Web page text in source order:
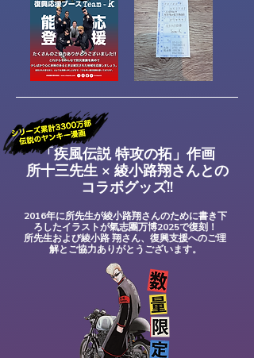
「疾風伝説 特攻の拓」作画
所十三先生 × 綾小路翔さんとの
コラボグッズ!!
2016年に所先生が綾小路翔さんのために書き下
ろしたイラストが氣志團万博2025で復刻！
所先生および綾小路 翔さん、復興支援へのご理
解とご協力ありがとうございます。